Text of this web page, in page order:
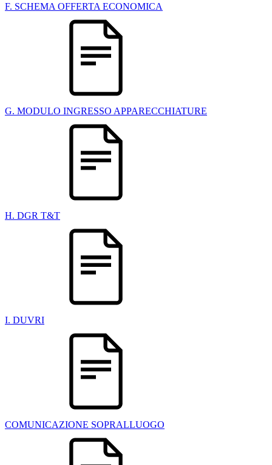
F. SCHEMA OFFERTA ECONOMICA
G. MODULO INGRESSO APPARECCHIATURE
H. DGR T&T
I. DUVRI
COMUNICAZIONE SOPRALLUOGO